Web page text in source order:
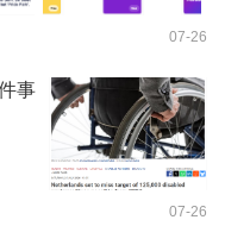
07-26
事
07-26